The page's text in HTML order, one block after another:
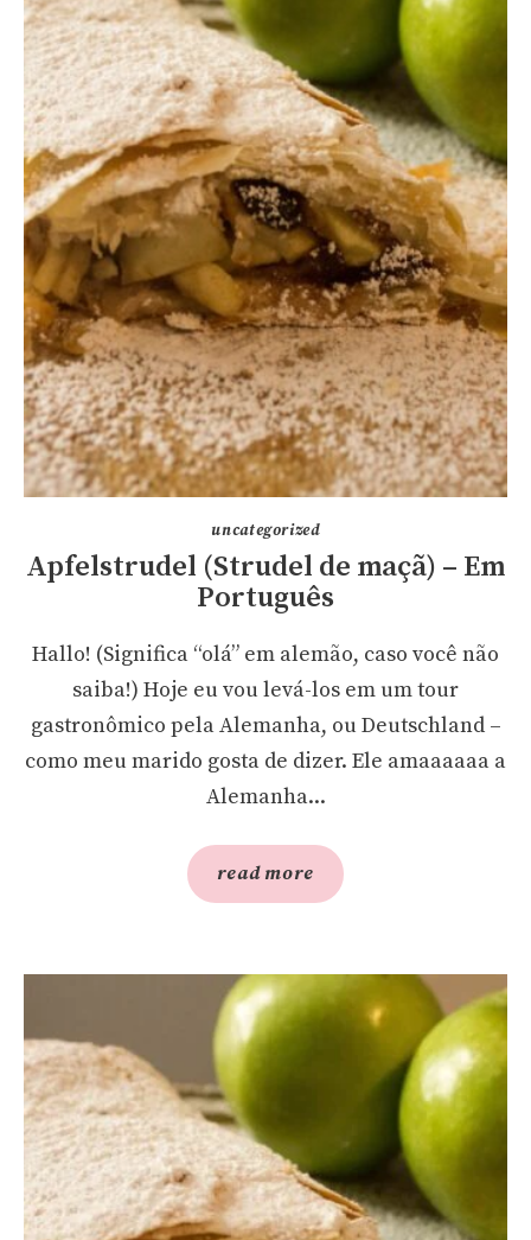
uncategorized
Apfelstrudel (Strudel de maçã) – Em
Português
Hallo! (Significa “olá” em alemão, caso você não
saiba!) Hoje eu vou levá-los em um tour
gastronômico pela Alemanha, ou Deutschland –
como meu marido gosta de dizer. Ele amaaaaaa a
Alemanha...
read more